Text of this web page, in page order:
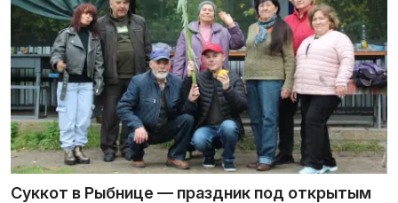
Суккот в Рыбнице — праздник под открытым